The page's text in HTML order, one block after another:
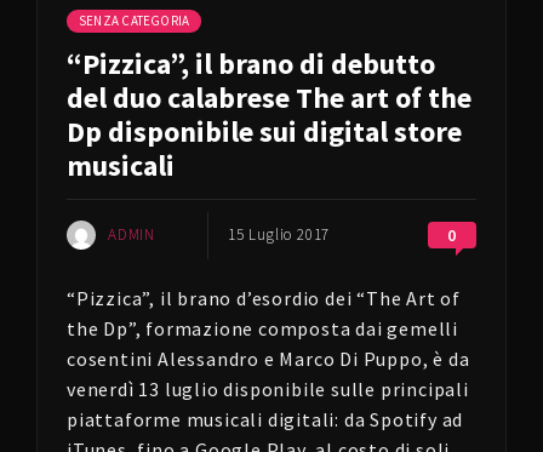
SENZA CATEGORIA
“Pizzica”, il brano di debutto
del duo calabrese The art of the
Dp disponibile sui digital store
musicali
ADMIN 15 Luglio 2017 0
“Pizzica”, il brano d’esordio dei “The Art of
the Dp”, formazione composta dai gemelli
cosentini Alessandro e Marco Di Puppo, è da
venerdì 13 luglio disponibile sulle principali
piattaforme musicali digitali: da Spotify ad